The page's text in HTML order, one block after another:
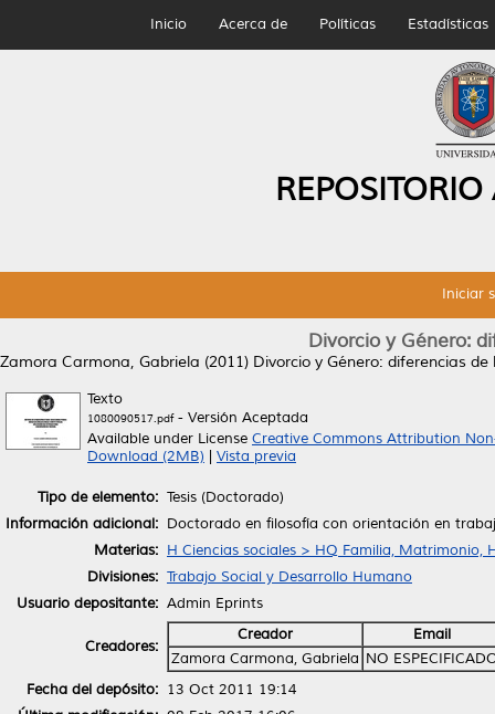
Inicio Acerca de Políticas Estadísticas
Iniciar
Divorcio y Género:
Zamora Carmona, Gabriela (2011) Divorcio y Género: diferencias
Texto
1080090517.pdf- Versión Aceptada
Available under License Creative Commons Attribution
Download (2MB)
Vista previa
Tipo de elemento: Tesis (Doctorado)
Información adicional: Doctorado en filosofía con orientación en
Materias: H Ciencias sociales > HQ Familia, Matrimonio,
Divisiones: Trabajo Social y Desarrollo Humano
Usuario depositante: Admin Eprints
Creadores:
Creador
Email
Zamora Carmona, Gabriela NO
Fecha del depósito: 13 Oct 2011 19:14